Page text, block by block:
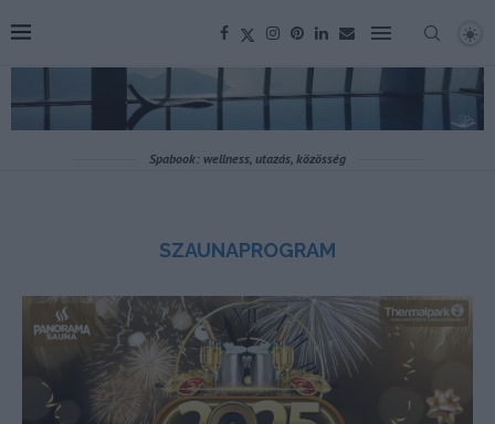
Spabook: wellness, utazás, közösség
SZAUNAPROGRAM